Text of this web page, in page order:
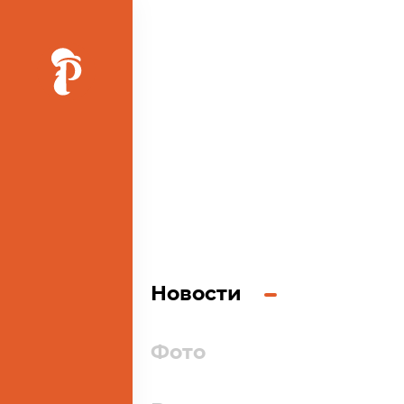
Новости
Фото